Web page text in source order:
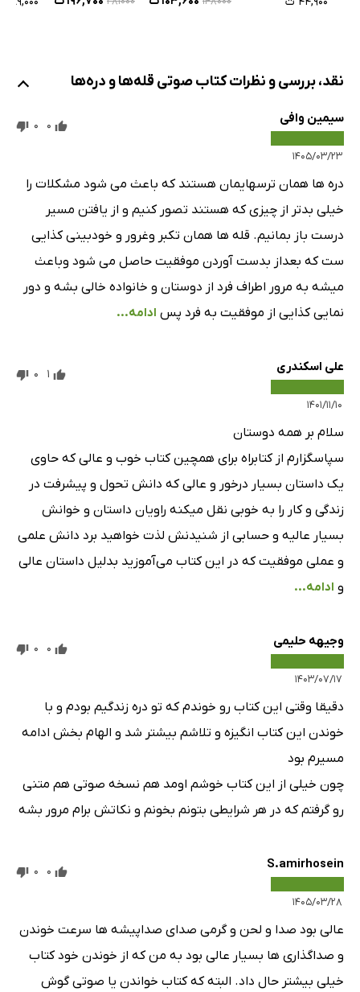
نقد، بررسی و نظرات کتاب صوتی قله‌ها و دره‌ها
سیمین وافی
۱۴۰۵/۰۳/۲۳
0
0
دره ها همان ترسهایمان هستند که باعث می شود مشکلات را
خیلی بدتر از چیزی که هستند تصور کنیم و از یافتن مسیر
درست باز بمانیم. قله ها همان تکبر وغرور و خودبینی کذایی
ست که بعداز بدست آوردن موفقیت حاصل می شود وباعث
میشه به مرور اطراف فرد از دوستان و خانواده خالی بشه و دور
نمایی کذایی از موفقیت به فرد پس ادامه...
علی اسکندری
۱۴۰۱/۱۱/۱۰
1
0
سلام بر همه دوستان
سپاسگزارم از کتابراه برای همچین کتاب خوب و عالی که حاوی
یک داستان بسیار درخور و عالی که دانش تحول و پیشرفت در
زندگی و کار را به خوبی نقل میکنه راویان داستان و خوانش
بسیار عالیه و حسابی از شنیدنش لذت خواهید برد دانش علمی
و عملی موفقیت که در این کتاب می‌آموزید بدلیل داستان عالی
و ادامه...
وجیهه حلیمی
۱۴۰۳/۰۷/۱۷
0
0
دقیقا وقتی این کتاب رو خوندم که تو دره زندگیم بودم و با
خوندن این کتاب انگیزه و تلاشم بیشتر شد و الهام بخش ادامه
مسیرم بود
چون خیلی از این کتاب خوشم اومد هم نسخه صوتی هم متنی
رو گرفتم که در هر شرایطی بتونم بخونم و نکاتش برام مرور بشه
S.amirhosein
۱۴۰۵/۰۳/۲۸
0
0
عالی بود صدا و لحن و گرمی صدای صداپیشه ها سرعت خوندن
و صداگذاری ها بسیار عالی بود به من که از خوندن خود کتاب
خیلی بیشتر حال داد. البته که کتاب خواندن یا صوتی گوش